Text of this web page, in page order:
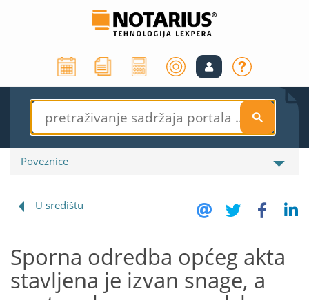
S
Poveznice
U središtu
Sporna odredba općeg akta
stavljena je izvan snage, a